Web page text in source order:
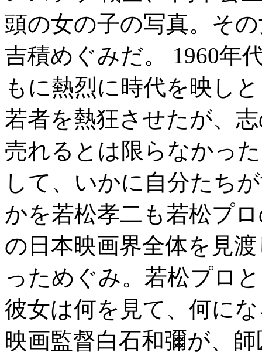
頭の女の子の写真。そ
吉積めぐみだ。 1960年
もに熱烈に時代を映し
若者を熱狂させたが、
売れるとは限らなかっ
して、いかに自分たち
かを若松孝二も若松プ
の日本映画界全体を見
っためぐみ。若松プロ
彼女は何を見て、何に
映画監督白石和彌が、